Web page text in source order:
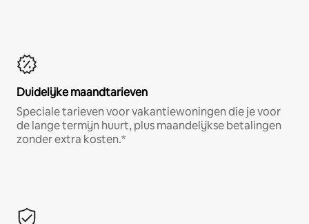
Duidelijke maandtarieven
Speciale tarieven voor vakantiewoningen die je voor
de lange termijn huurt, plus maandelijkse betalingen
zonder extra kosten.*